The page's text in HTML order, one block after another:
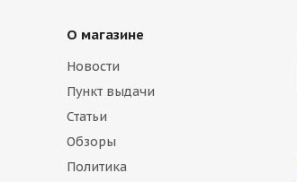
О магазине
Новости
Пункт выдачи
Статьи
Обзоры
Политика